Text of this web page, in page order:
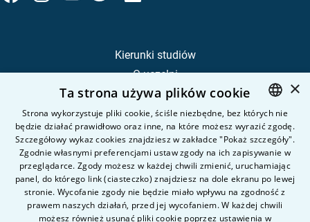
Kierunki studiów
O uczelni
Kandydat
Student
Nauka i badania
Intranet
Pytania i odpowiedzi
POLISH
ENGLISH
×
Ta strona używa plików cookie
Strona wykorzystuje pliki cookie, ściśle niezbędne, bez których nie
będzie działać prawidłowo oraz inne, na które możesz wyrazić zgodę.
Szczegółowy wykaz cookies znajdziesz w zakładce "Pokaż szczegóły".
Zgodnie własnymi preferencjami ustaw zgody na ich zapisywanie w
przeglądarce. Zgody możesz w każdej chwili zmienić, uruchamiając
panel, do którego link (ciasteczko) znajdziesz na dole ekranu po lewej
stronie. Wycofanie zgody nie będzie miało wpływu na zgodność z
prawem naszych działań, przed jej wycofaniem. W każdej chwili
możesz również usunąć pliki cookie poprzez ustawienia w